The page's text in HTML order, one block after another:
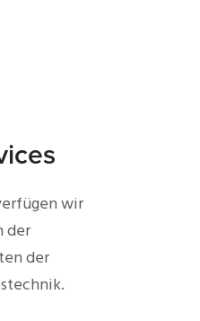
wir
der
der